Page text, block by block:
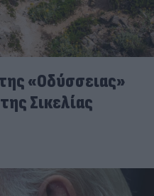
«Οδύσσειας»
Σικελίας